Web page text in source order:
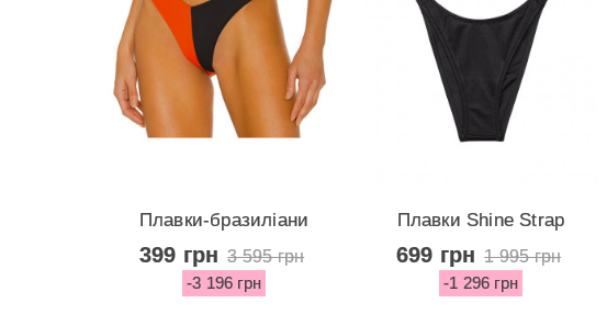
Плавки-бразиліани
Asymmetric...
399 грн 3 595 грн
-3 196 грн
Плавки Shine Strap
Escondido...
699 грн 1 995 грн
-1 296 грн